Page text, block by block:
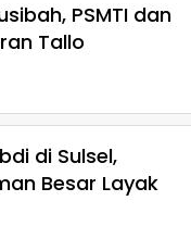
PSMTI dan
Tallo
di Sulsel,
Besar Layak